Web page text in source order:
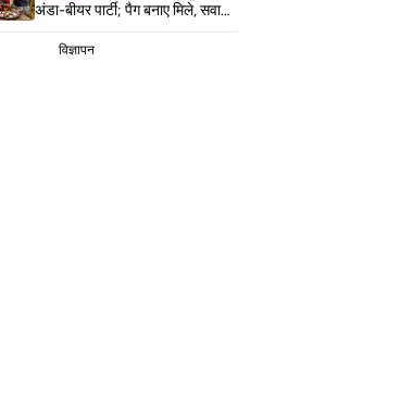
अंडा-बीयर पार्टी; पैग बनाए मिले, सवाल
पूछने पर कहा- गेट आउट
विज्ञापन